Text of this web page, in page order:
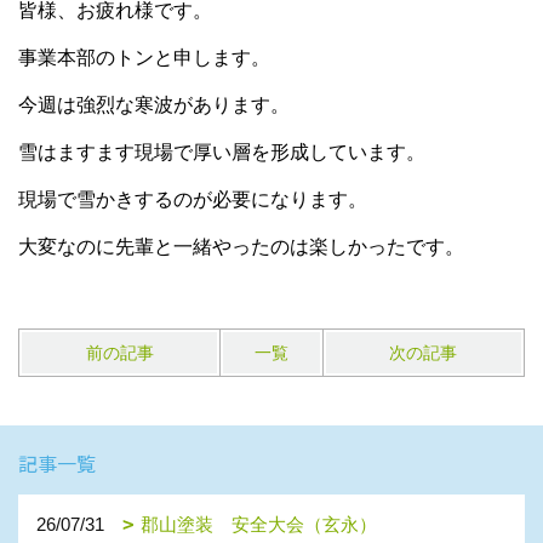
皆様、お疲れ様です。
事業本部のトンと申します。
今週は強烈な寒波があります。
雪はますます現場で厚い層を形成しています。
現場で雪かきするのが必要になります。
大変なのに先輩と一緒やったのは楽しかったです。
前の記事 一覧 次の記事
記事一覧
26/07/31 郡山塗装 安全大会（玄永）